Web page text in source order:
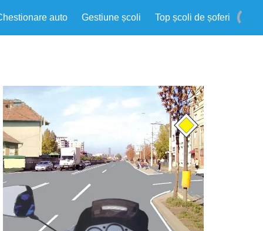
auto Gestiune școli Top școli de șoferi